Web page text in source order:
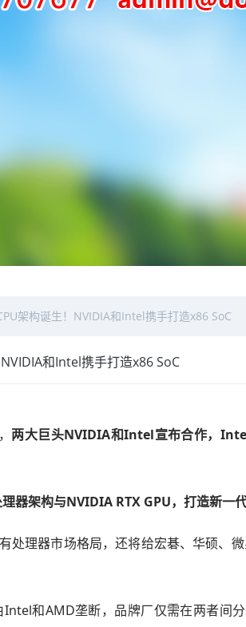
架构诞生！NVIDIA和Intel携手打造x86 SoC
和Intel携手打造x86 SoC
两大巨头NVIDIA和Intel宣布合作，
器架构与NVIDIA RTX GPU，打造新一
处理器市场格局，还将给宏碁、华硕、
和AMD垄断，品牌厂仅需在两者间分